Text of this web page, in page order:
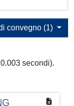
convegno (1)
secondi).